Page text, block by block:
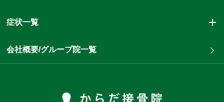
症状一覧
会社概要/グループ院一覧